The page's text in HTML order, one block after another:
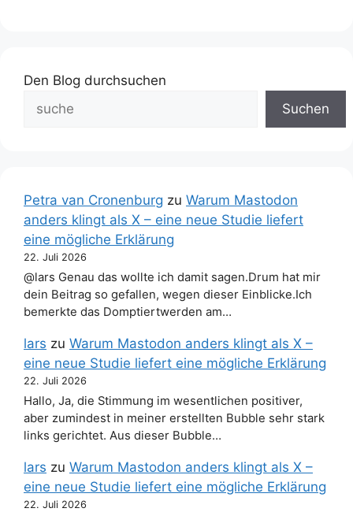
Den Blog durchsuchen
Suchen
Petra van Cronenburg zu Warum Mastodon
anders klingt als X – eine neue Studie liefert
eine mögliche Erklärung
22. Juli 2026
@lars Genau das wollte ich damit sagen.Drum hat mir
dein Beitrag so gefallen, wegen dieser Einblicke.Ich
bemerkte das Domptiertwerden am…
lars zu Warum Mastodon anders klingt als X –
eine neue Studie liefert eine mögliche Erklärung
22. Juli 2026
Hallo, Ja, die Stimmung im wesentlichen positiver,
aber zumindest in meiner erstellten Bubble sehr stark
links gerichtet. Aus dieser Bubble…
lars zu Warum Mastodon anders klingt als X –
eine neue Studie liefert eine mögliche Erklärung
22. Juli 2026